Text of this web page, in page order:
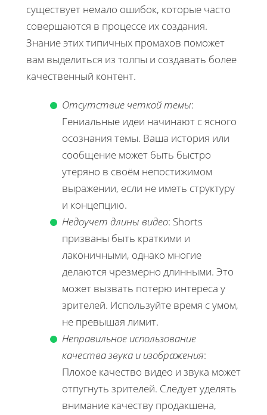
существует немало ошибок, которые часто
совершаются в процессе их создания.
Знание этих типичных промахов поможет
вам выделиться из толпы и создавать более
качественный контент.
Отсутствие четкой темы:
Гениальные идеи начинают с ясного
осознания темы. Ваша история или
сообщение может быть быстро
утеряно в своём непостижимом
выражении, если не иметь структуру
и концепцию.
Недоучет длины видео: Shorts
призваны быть краткими и
лаконичными, однако многие
делаются чрезмерно длинными. Это
может вызвать потерю интереса у
зрителей. Используйте время с умом,
не превышая лимит.
Неправильное использование
качества звука и изображения:
Плохое качество видео и звука может
отпугнуть зрителей. Следует уделять
внимание качеству продакшена,